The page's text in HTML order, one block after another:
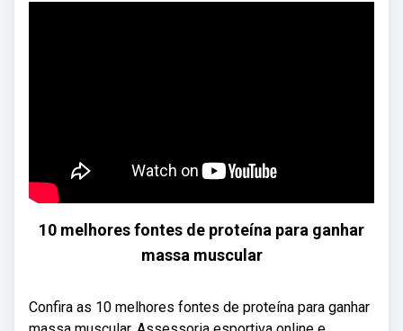
10 melhores fontes de proteína para ganhar
massa muscular
Confira as 10 melhores fontes de proteína para ganhar